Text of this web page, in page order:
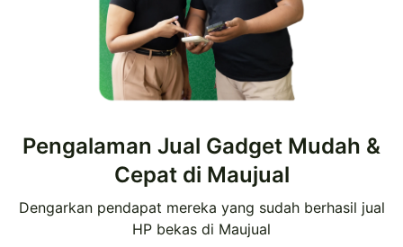
Pengalaman Jual Gadget Mudah &
Cepat di Maujual
Dengarkan pendapat mereka yang sudah berhasil jual
HP bekas di Maujual